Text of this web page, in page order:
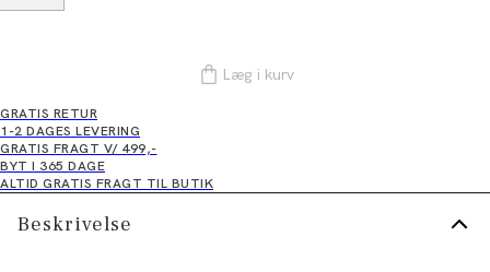
Læg i kurv
GRATIS RETUR
1-2 DAGES LEVERING
GRATIS FRAGT V/ 499,-
BYT I 365 DAGE
ALTID GRATIS FRAGT TIL BUTIK
Beskrivelse